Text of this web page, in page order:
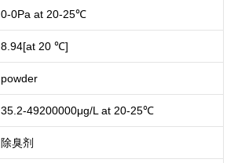
0-0Pa at 20-25℃
8.94[at 20 ℃]
powder
35.2-49200000μg/L at 20-25℃
除臭剂